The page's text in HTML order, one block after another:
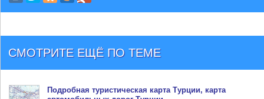
СМОТРИТЕ ЕЩЁ ПО ТЕМЕ
Подробная туристическая карта Турции, карта